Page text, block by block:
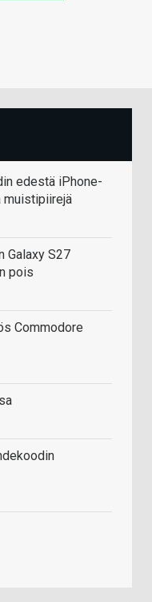
edestä iPhone-
muistipiirejä
Galaxy S27
pois
Commodore